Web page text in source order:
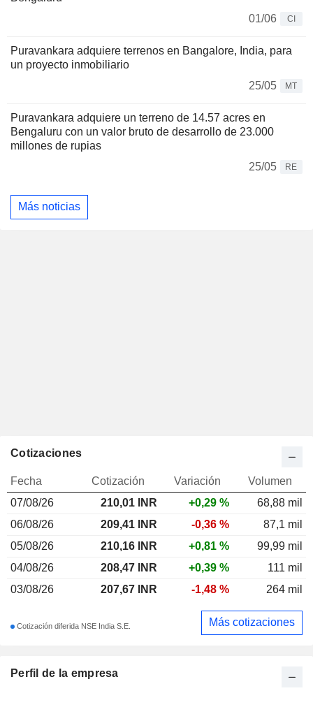
01/06
CI
Puravankara adquiere terrenos en Bangalore, India, para
un proyecto inmobiliario
25/05
MT
Puravankara adquiere un terreno de 14.57 acres en
Bengaluru con un valor bruto de desarrollo de 23.000
millones de rupias
25/05
RE
Más noticias
Perfil de la empresa
Cotizaciones
Fecha Cotización Variación
Volumen
07/08/26
210,01 INR +0,29 %
68,88 mil
06/08/26
209,41 INR -0,36 %
87,1 mil
05/08/26
210,16 INR +0,81 %
99,99 mil
04/08/26
208,47 INR +0,39 %
111 mil
03/08/26
207,67 INR -1,48 % 264 mil
Cotización diferida NSE India S.E. Más cotizaciones